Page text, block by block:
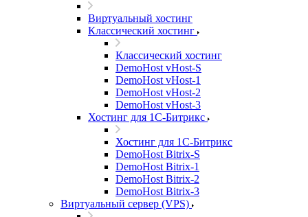
Виртуальный хостинг
Классический хостинг
Классический хостинг
DemoHost vHost-S
DemoHost vHost-1
DemoHost vHost-2
DemoHost vHost-3
Хостинг для 1С-Битрикс
Хостинг для 1С-Битрикс
DemoHost Bitrix-S
DemoHost Bitrix-1
DemoHost Bitrix-2
DemoHost Bitrix-3
Виртуальный сервер (VPS)